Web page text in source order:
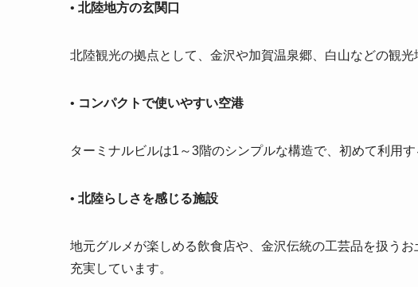
• 北陸地方の玄関口
北陸観光の拠点として、金沢や加賀温泉郷、白山などの観光
• コンパクトで使いやすい空港
ターミナルビルは1～3階のシンプルな構造で、初めて利用
• 北陸らしさを感じる施設
地元グルメが楽しめる飲食店や、金沢伝統の工芸品を扱う
充実しています。